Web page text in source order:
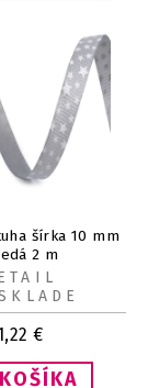
šírka 10 mm
2 m
€